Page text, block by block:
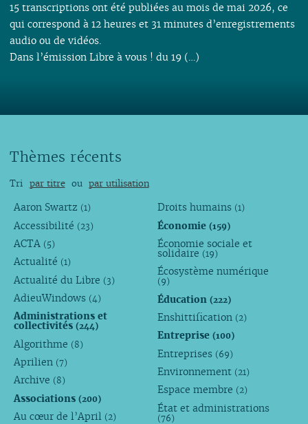
15 transcriptions ont été publiées au mois de mai 2026, ce
qui correspond à 12 heures et 31 minutes d’enregistrements
audio ou de vidéos.
Dans l’émission Libre à vous ! du 19 (…)
Thèmes récents
Tri par titre ou par utilisation
Aaron Swartz (1)
Accessibilité (23)
ACTA (5)
Actualité (1)
Actualité du Libre (3)
AdieuWindows (4)
Administrations et
collectivités (244)
Algorithme (8)
Aprilien (7)
Archive (8)
Associations (200)
Au cœur de l’April (2)
Droits humains (1)
Économie(159)
Économie sociale et
solidaire (19)
Écosystème numérique
(9)
Éducation(222)
Enshittification (2)
Entreprise(100)
Entreprises (69)
Environnement (21)
Espace membre (2)
État et administrations
(76)